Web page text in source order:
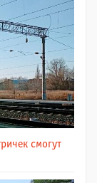
смогут